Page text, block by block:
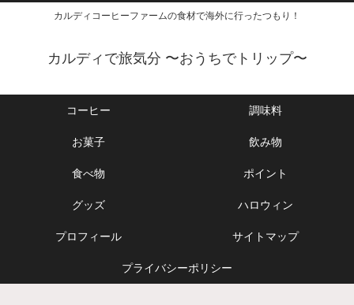
カルディコーヒーファームの食材で海外に行ったつもり！
カルディで旅気分 〜おうちでトリップ〜
コーヒー 調味料
お菓子 飲み物
食べ物 ポイント
グッズ ハロウィン
プロフィール サイトマップ
プライバシーポリシー